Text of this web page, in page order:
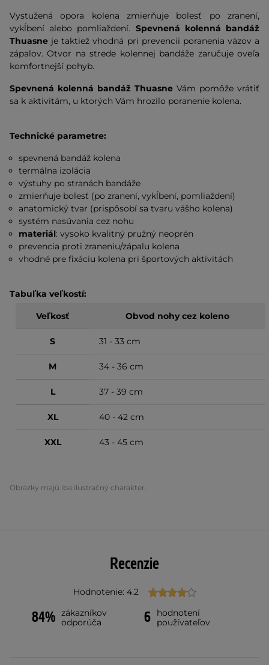
Vystužená opora kolena zmierňuje bolesť po zranení,
vykĺbení alebo pomliaždení. Spevnená kolenná bandáž
Thuasne je taktiež vhodná pri prevencii poranenia väzov a
zápalov. Otvor na strede kolennej bandáže zaručuje oveľa
komfortnejší pohyb.
Spevnená kolenná bandáž Thuasne Vám pomôže vrátiť
sa k aktivitám, u ktorých Vám hrozilo poranenie kolena.
Technické parametre:
spevnená bandáž kolena
termálna izolácia
výstuhy po stranách bandáže
zmierňuje bolesť (po zranení, vykĺbení, pomliaždení)
anatomický tvar (prispôsobí sa tvaru vášho kolena)
systém nasúvania cez nohu
materiál: vysoko kvalitný pružný neoprén
prevencia proti zraneniu/zápalu kolena
vhodné pre fixáciu kolena pri športových aktivitách
Tabuľka veľkostí:
Veľkosť Obvod nohy cez koleno
S 31 - 33 cm
M 34 - 36 cm
L 37 - 39 cm
XL 40 - 42 cm
XXL 43 - 45 cm
Obrázky majú iba ilustračný charakter.
Recenzie
Hodnotenie: 4.2
84% zákazníkov
odporúča
6
hodnotení
používateľov